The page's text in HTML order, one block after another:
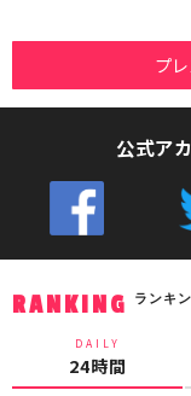
プ
公式ア
RANKING ランキ
DAILY
24時間